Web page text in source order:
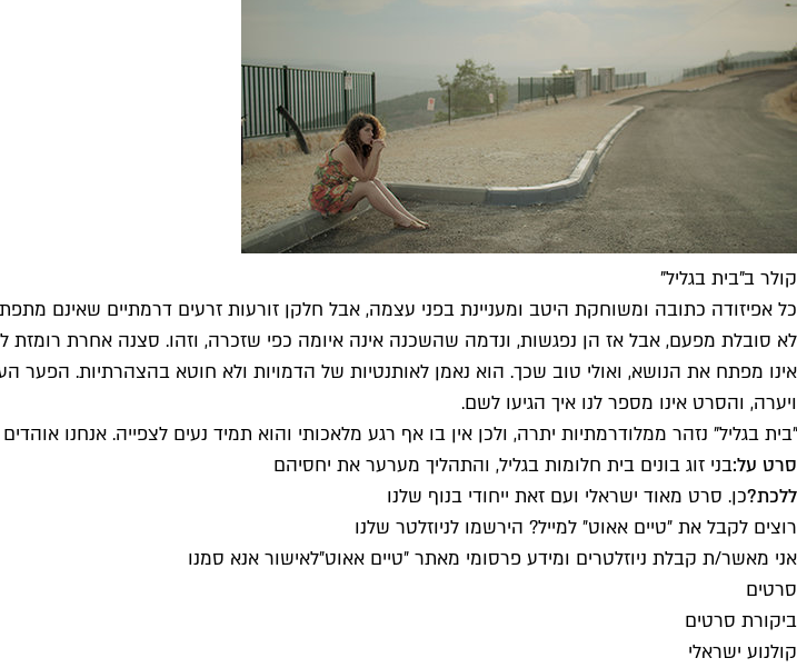
קולר ב"בית בגליל"
כל אפיזודה כתובה ומשוחקת היטב ומעניינת בפני עצמה, אבל חלקן זורעות זרעים דרמתיים שאינם
לא סובלת מפעם, אבל אז הן נפגשות, ונדמה שהשכנה אינה איומה כפי שזכרה, וזהו. סצנה אחרת רומזת
אינו מפתח את הנושא, ואולי טוב שכך. הוא נאמן לאותנטיות של הדמויות ולא חוטא בהצהרתיות. הפער
ויערה, והסרט אינו מספר לנו איך הגיעו לשם.
"בית בגליל" נזהר ממלודרמתיות יתרה, ולכן אין בו אף רגע מלאכותי והוא תמיד נעים לצפייה. אנחנו
סרט על:בני זוג בונים בית חלומות בגליל, והתהליך מערער את יחסיהם
ללכת?כן. סרט מאוד ישראלי ועם זאת ייחודי בנוף שלנו
רוצים לקבל את ״טיים אאוט״ למייל? הירשמו לניוזלטר שלנו
אני מאשר/ת קבלת ניוזלטרים ומידע פרסומי מאתר ״טיים אאוט״לאישור אנא סמנו
סרטים
ביקורת סרטים
קולנוע ישראלי